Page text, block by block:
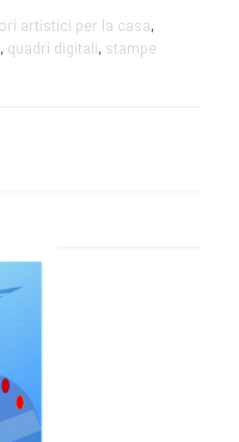
artistici per la casa,
, quadri digitali, stampe